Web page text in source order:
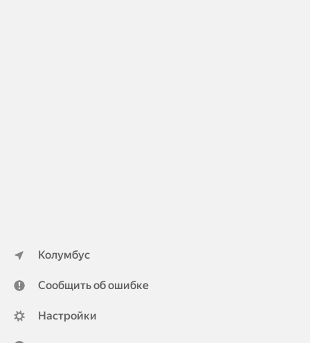
Колумбус
Сообщить об ошибке
Настройки